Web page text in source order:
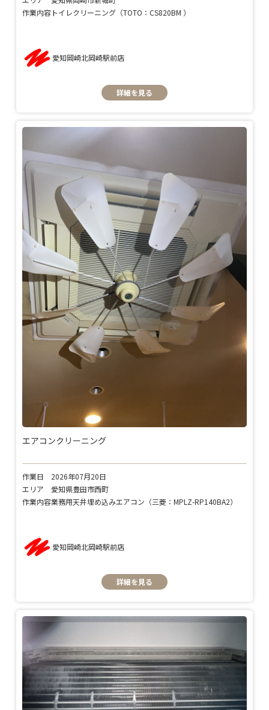
作業内容トイレクリーニング（TOTO：CS820BM ）
愛知岡崎北岡崎駅前店
詳細を見る
エアコンクリーニング
作業日
2026年07月20日
エリア
愛知県豊田市西町
作業内容業務用天井埋め込みエアコン（三菱：MPLZ-RP140BA2）
愛知岡崎北岡崎駅前店
詳細を見る